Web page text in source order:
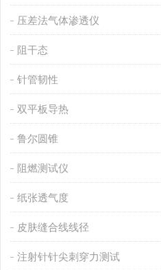
压差法气体渗透仪
阻干态
针管韧性
双平板导热
鲁尔圆锥
阻燃测试仪
纸张透气度
皮肤缝合线线径
注射针针尖刺穿力测试